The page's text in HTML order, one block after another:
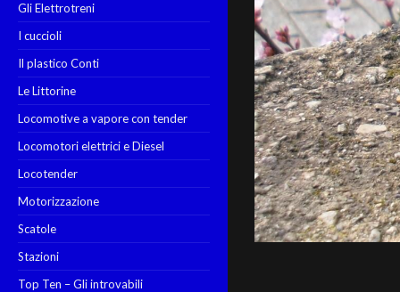
Gli Elettrotreni
I cuccioli
Il plastico Conti
Le Littorine
Locomotive a vapore con tender
Locomotori elettrici e Diesel
Locotender
Motorizzazione
Scatole
Stazioni
Top Ten – Gli introvabili